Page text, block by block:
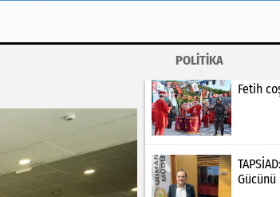
POLİTİKA
Fetih
Gücünü